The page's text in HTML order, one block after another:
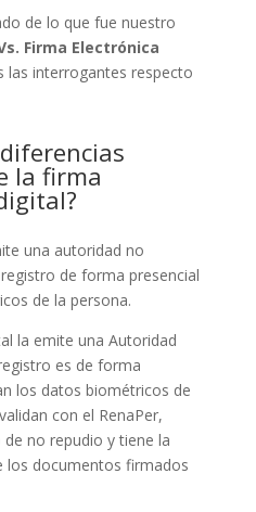
de lo que fue nuestro
Firma Electrónica
las interrogantes respecto
la firma
una autoridad no
de forma presencial
de la persona.
la emite una Autoridad
es de forma
los datos biométricos de
con el RenaPer,
no repudio y tiene la
los documentos firmados